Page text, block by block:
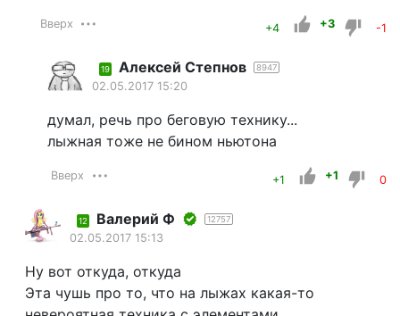
Вверх +4 +3 -1
19 Алексей Степнов 8947
02.05.2017 15:20
думал, речь про беговую технику...
лыжная тоже не бином ньютона
Вверх +1 +1 0
12 Валерий Ф 12757
02.05.2017 15:13
Ну вот откуда, откуда
Эта чушь про то, что на лыжах какая-то